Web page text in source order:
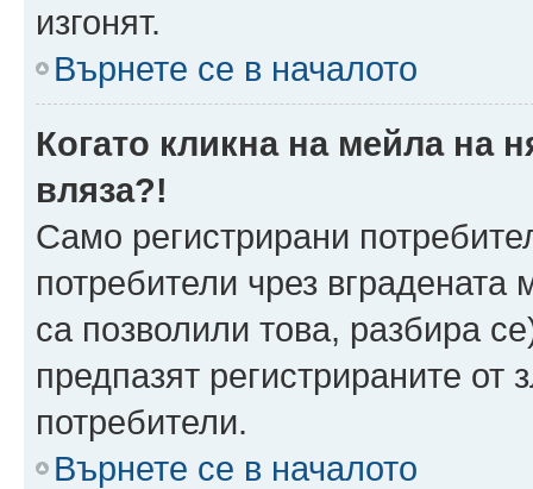
изгонят.
Върнете се в началото
Когато кликна на мейла на
вляза?!
Само регистрирани
потребители чрез
са позволили това, разбира
предпазят регистрираните от
потребители.
Върнете се в началото